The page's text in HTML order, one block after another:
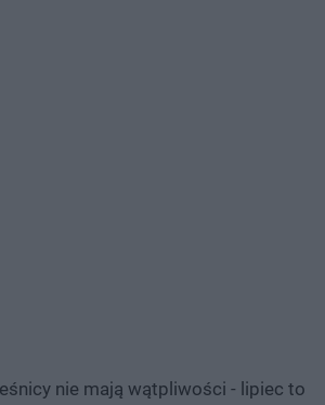
nie mają wątpliwości - lipiec to